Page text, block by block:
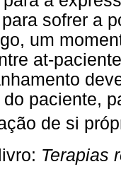
sofrer a
um
at-
paciente,
de si